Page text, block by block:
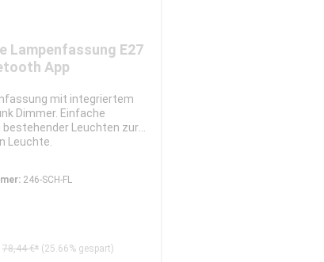
Lampenfassung E27
App
mit integriertem
Dimmer. Einfache
Leuchten zur
Leuchte.
246-SCH-FL
78,44 €* (25.66% gespart)